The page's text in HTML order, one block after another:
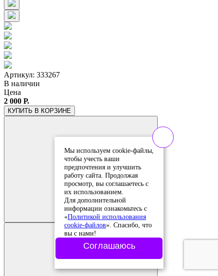
Артикул: 333267
В наличии
Цена
2 000 Р.
КУПИТЬ В КОРЗИНЕ
Добавить в
сравнение
Добавлено в
сравнение
Мы используем cookie-файлы,
чтобы учесть ваши
предпочтения и улучшить
работу сайта. Продолжая
просмотр, вы соглашаетесь с
их использованием.
Для дополнительной
информации ознакомьтесь с
«Политикой использования
cookie-файлов». Спасибо, что
вы с нами!
Соглашаюсь